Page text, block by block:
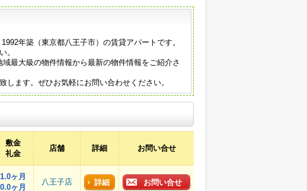
年築（東京都八王子市）の賃貸アパートです。
。
最大級の物件情報から最新の物件情報をご紹介さ
します。ぜひお気軽にお問い合わせください。
敷金
礼金
店舗 詳細 お問い合せ
1.0ヶ月
0.0ヶ月
八王子店 詳細 お問い合せ